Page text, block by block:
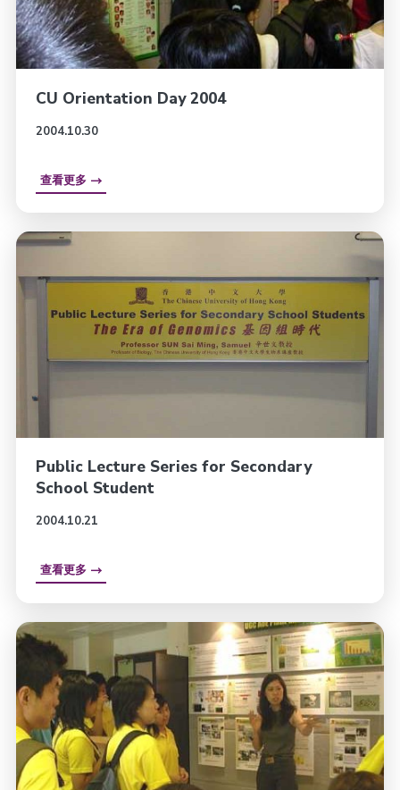
CU Orientation Day 2004
2004.10.30
查看更多
Public Lecture Series for Secondary
School Student
2004.10.21
查看更多